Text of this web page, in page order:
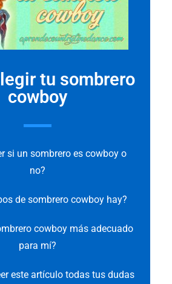
tu sombrero
cowboy
si un sombrero es cowboy o
no?
de sombrero cowboy hay?
cowboy más adecuado
para mí?
este artículo todas tus dudas